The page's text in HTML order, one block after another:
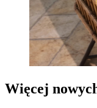
Więcej